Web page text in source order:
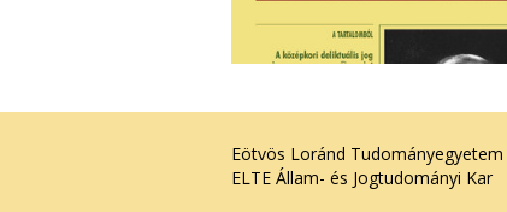
Eötvös Loránd Tudományegyetem
ELTE Állam- és Jogtudományi Kar